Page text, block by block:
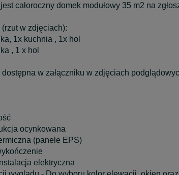
całoroczny domek modułowy 35 m2 na
w zdjęciach):
1x kuchnia , 1x hol
, 1 x hol
w załączniku w zdjęciach
ocynkowana
(panele EPS)
elektryczna